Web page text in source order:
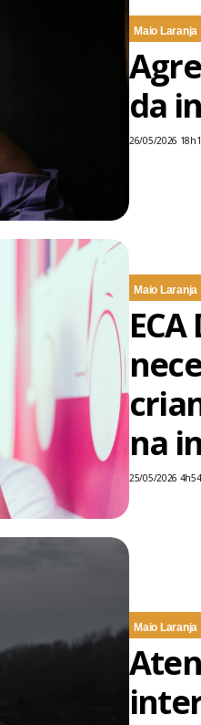
Maio Laranja
da
26/05/2026
Maio Laranja
na
25/05/2026 4h54
Maio Laranja